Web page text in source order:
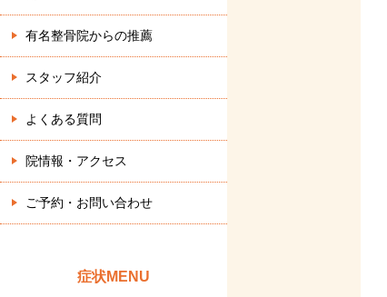
有名整骨院からの推薦
スタッフ紹介
よくある質問
院情報・アクセス
ご予約・お問い合わせ
症状MENU